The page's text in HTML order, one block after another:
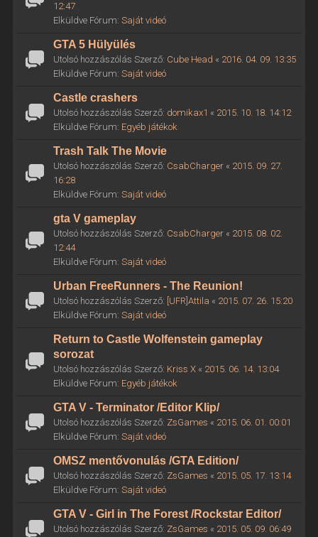
12:47
Elküldve Fórum: Saját videó
GTA 5 Hülyülés
Utolsó hozzászólás Szerző: Cube Head « 2016. 04. 09. 13:35
Elküldve Fórum: Saját videó
Castle crashers
Utolsó hozzászólás Szerző: domikax1 « 2015. 10. 18. 14:12
Elküldve Fórum: Egyéb játékok
Trash Talk The Movie
Utolsó hozzászólás Szerző: CsabCharger« 2015. 09. 27.
16:28
Elküldve Fórum: Saját videó
gta V gameplay
Utolsó hozzászólás Szerző: CsabCharger« 2015. 08. 02.
12:44
Elküldve Fórum: Saját videó
Urban FreeRunners - The Reunion!
Utolsó hozzászólás Szerző: [UFR]Attila « 2015. 07. 26. 15:20
Elküldve Fórum: Saját videó
Return to Castle Wolfenstein gameplay
sorozat
Utolsó hozzászólás Szerző: Kriss X« 2015. 06. 14. 13:04
Elküldve Fórum: Egyéb játékok
GTA V - Terminator /Editor Klip/
Utolsó hozzászólás Szerző: ZsGames « 2015. 06. 01. 00:01
Elküldve Fórum: Saját videó
OMSZ mentővonulás /GTA Edition/
Utolsó hozzászólás Szerző: ZsGames « 2015. 05. 17. 13:14
Elküldve Fórum: Saját videó
GTA V - Girl in The Forest /Rockstar Editor/
Utolsó hozzászólás Szerző: ZsGames « 2015. 05. 09. 06:49